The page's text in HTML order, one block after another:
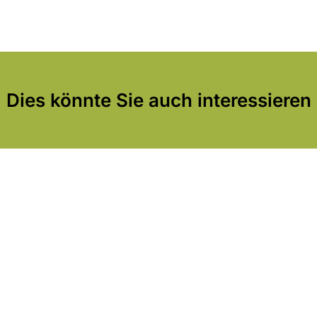
Dies könnte Sie auch interessieren